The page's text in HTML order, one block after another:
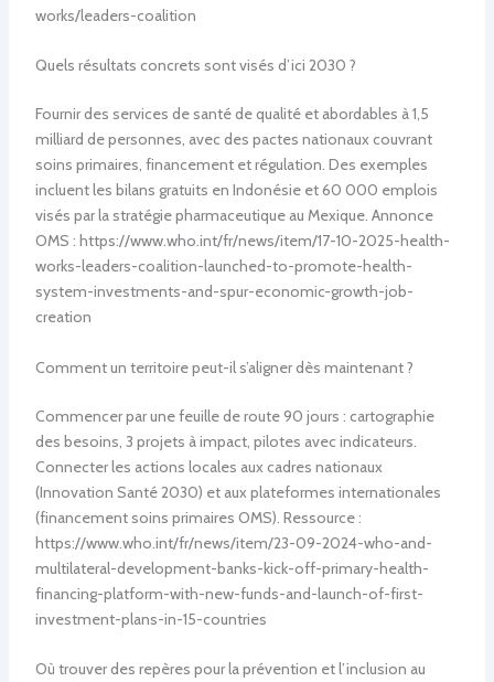
works/leaders-coalition
Quels résultats concrets sont visés d’ici 2030 ?
Fournir des services de santé de qualité et abordables à 1,5
milliard de personnes, avec des pactes nationaux couvrant
soins primaires, financement et régulation. Des exemples
incluent les bilans gratuits en Indonésie et 60 000 emplois
visés par la stratégie pharmaceutique au Mexique. Annonce
OMS : https://www.who.int/fr/news/item/17-10-2025-health-
works-leaders-coalition-launched-to-promote-health-
system-investments-and-spur-economic-growth-job-
creation
Comment un territoire peut-il s’aligner dès maintenant ?
Commencer par une feuille de route 90 jours : cartographie
des besoins, 3 projets à impact, pilotes avec indicateurs.
Connecter les actions locales aux cadres nationaux
(Innovation Santé 2030) et aux plateformes internationales
(financement soins primaires OMS). Ressource :
https://www.who.int/fr/news/item/23-09-2024-who-and-
multilateral-development-banks-kick-off-primary-health-
financing-platform-with-new-funds-and-launch-of-first-
investment-plans-in-15-countries
Où trouver des repères pour la prévention et l’inclusion au